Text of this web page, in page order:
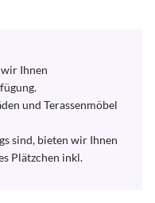
Ihnen
und Terassenmöbel
sind, bieten wir Ihnen
Plätzchen inkl.